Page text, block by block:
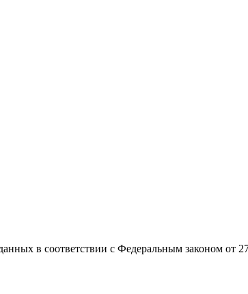
в соответствии с Федеральным законом от